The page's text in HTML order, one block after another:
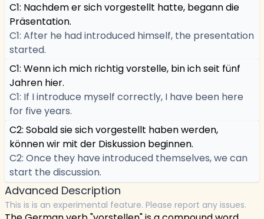
C1: Nachdem er sich vorgestellt hatte, begann die
Präsentation.
C1: After he had introduced himself, the presentation
started.
C1: Wenn ich mich richtig vorstelle, bin ich seit fünf
Jahren hier.
C1: If I introduce myself correctly, I have been here
for five years.
C2: Sobald sie sich vorgestellt haben werden,
können wir mit der Diskussion beginnen.
C2: Once they have introduced themselves, we can
start the discussion.
Advanced Description
This is is an experimental feature. Please report any issues.